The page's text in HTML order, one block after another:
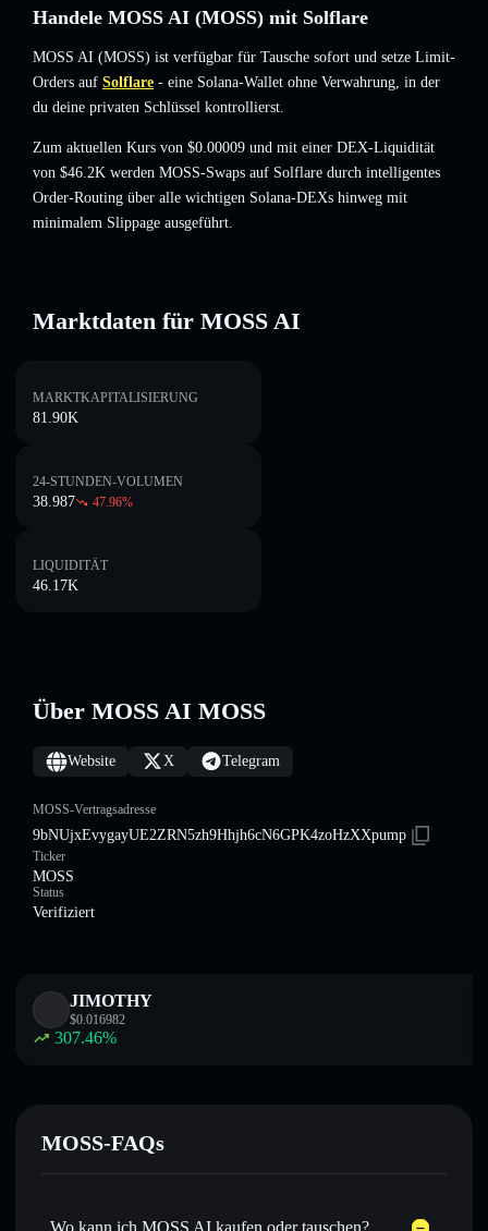
Handele MOSS AI (MOSS) mit Solflare
MOSS AI (MOSS) ist verfügbar für Tausche sofort und setze Limit-
Orders auf Solflare - eine Solana-Wallet ohne Verwahrung, in der
du deine privaten Schlüssel kontrollierst.
Zum aktuellen Kurs von $0.00009 und mit einer DEX-Liquidität
von $46.2K werden MOSS-Swaps auf Solflare durch intelligentes
Order-Routing über alle wichtigen Solana-DEXs hinweg mit
minimalem Slippage ausgeführt.
Marktdaten für MOSS AI
MARKTKAPITALISIERUNG
81.90K
24-STUNDEN-VOLUMEN
38.987 47.96%
LIQUIDITÄT
46.17K
Über MOSS AI MOSS
Website X Telegram
MOSS-Vertragsadresse
9bNUjxEvygayUE2ZRN5zh9Hhjh6cN6GPK4zoHzXXpump
Ticker
MOSS
Status
Verifiziert
JIMOTHY
$0.016982
307.46%
MOSS-FAQs
Wo kann ich MOSS AI kaufen oder tauschen?